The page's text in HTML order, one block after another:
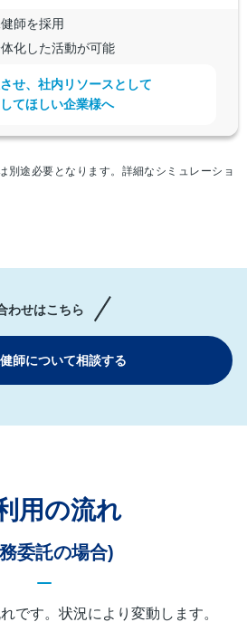
師を採用
化した活動が可能
せ、社内リソースとして
てほしい企業様へ
別途必要となります。詳細なシミュレーショ
わせはこちら
師について相談する
用の流れ
委託の場合)
です。状況により変動します。